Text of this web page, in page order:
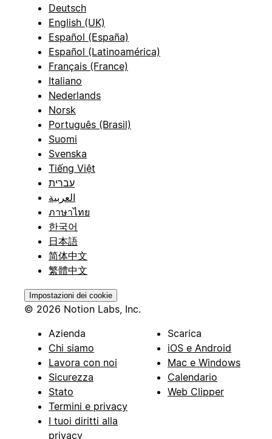
Deutsch
English (UK)
Español (España)
Español (Latinoamérica)
Français (France)
Italiano
Nederlands
Norsk
Português (Brasil)
Suomi
Svenska
Tiếng Việt
עברית
العربية
ภาษาไทย
한국어
日本語
简体中文
繁體中文
Impostazioni dei cookie
© 2026 Notion Labs, Inc.
Azienda
Chi siamo
Lavora con noi
Sicurezza
Stato
Termini e privacy
I tuoi diritti alla
privacy
Scarica
iOS e Android
Mac e Windows
Calendario
Web Clipper